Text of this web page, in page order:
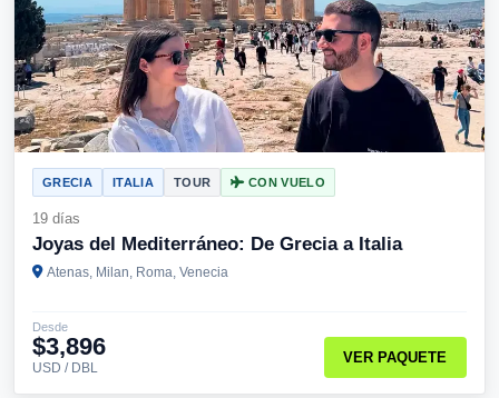
GRECIA ITALIA TOUR CON VUELO
19 días
Joyas del Mediterráneo: De Grecia a Italia
Atenas, Milan, Roma, Venecia
Desde
$3,896
USD / DBL
VER PAQUETE